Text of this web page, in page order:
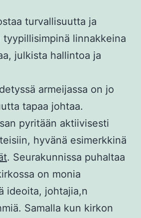
turvallisuutta ja
linnakkeina
julkista hallintoa ja
armeijassa on jo
tapaa johtaa.
pyritään aktiivisesti
hyvänä esimerkkinä
. Seurakunnissa puhaltaa
on monia
ideoita, johtajia,n
Samalla kun kirkon